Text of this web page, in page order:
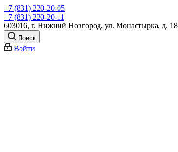
+7 (831) 220-20-05
+7 (831) 220-20-11
603016, г. Нижний Новгород, ул. Монастырка, д. 18
Поиск
Войти